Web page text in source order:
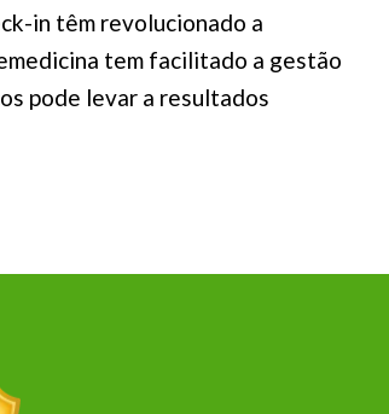
in têm revolucionado a
tem facilitado a gestão
pode levar a resultados